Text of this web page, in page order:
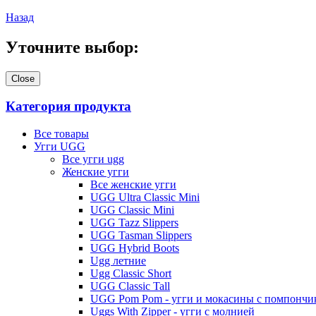
Назад
Уточните выбор:
Close
Категория продукта
Все товары
Угги UGG
Все угги ugg
Женские угги
Все женские угги
UGG Ultra Classic Mini
UGG Classic Mini
UGG Tazz Slippers
UGG Tasman Slippers
UGG Hybrid Boots
Ugg летние
Ugg Classic Short
UGG Classic Tall
UGG Pom Pom - угги и мокасины с
Uggs With Zipper - угги с молнией